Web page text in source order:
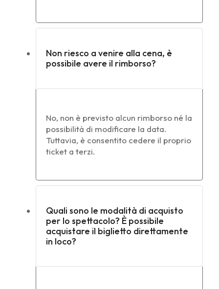
Non riesco a venire alla cena, è
possibile avere il rimborso?
No, non è previsto alcun rimborso né la
possibilità di modificare la data.
Tuttavia, è consentito cedere il proprio
ticket a terzi.
Quali sono le modalità di acquisto
per lo spettacolo? È possibile
acquistare il biglietto direttamente
in loco?